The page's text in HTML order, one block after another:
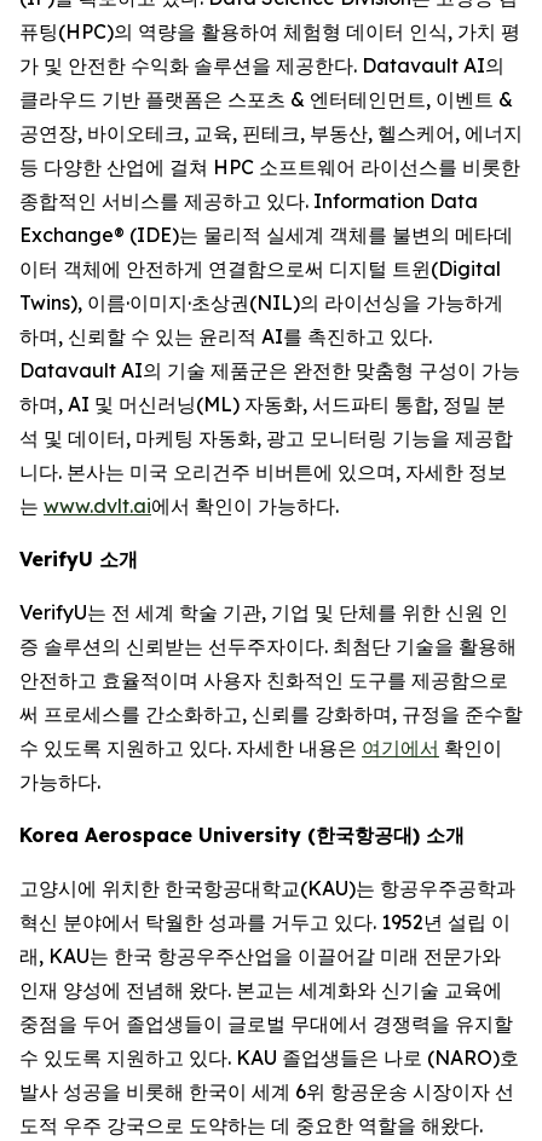
퓨팅(HPC)의 역량을 활용하여 체험형 데이터 인식, 가치 평
가 및 안전한 수익화 솔루션을 제공한다. Datavault AI의
클라우드 기반 플랫폼은 스포츠 & 엔터테인먼트, 이벤트 &
공연장, 바이오테크, 교육, 핀테크, 부동산, 헬스케어, 에너지
등 다양한 산업에 걸쳐 HPC 소프트웨어 라이선스를 비롯한
종합적인 서비스를 제공하고 있다. Information Data
Exchange® (IDE)는 물리적 실세계 객체를 불변의 메타데
이터 객체에 안전하게 연결함으로써 디지털 트윈(Digital
Twins), 이름·이미지·초상권(NIL)의 라이선싱을 가능하게
하며, 신뢰할 수 있는 윤리적 AI를 촉진하고 있다.
Datavault AI의 기술 제품군은 완전한 맞춤형 구성이 가능
하며, AI 및 머신러닝(ML) 자동화, 서드파티 통합, 정밀 분
석 및 데이터, 마케팅 자동화, 광고 모니터링 기능을 제공합
니다. 본사는 미국 오리건주 비버튼에 있으며, 자세한 정보
는 www.dvlt.ai에서 확인이 가능하다.
VerifyU 소개
VerifyU는 전 세계 학술 기관, 기업 및 단체를 위한 신원 인
증 솔루션의 신뢰받는 선두주자이다. 최첨단 기술을 활용해
안전하고 효율적이며 사용자 친화적인 도구를 제공함으로
써 프로세스를 간소화하고, 신뢰를 강화하며, 규정을 준수할
수 있도록 지원하고 있다. 자세한 내용은 여기에서 확인이
가능하다.
Korea Aerospace University (한국항공대) 소개
고양시에 위치한 한국항공대학교(KAU)는 항공우주공학과
혁신 분야에서 탁월한 성과를 거두고 있다. 1952년 설립 이
래, KAU는 한국 항공우주산업을 이끌어갈 미래 전문가와
인재 양성에 전념해 왔다. 본교는 세계화와 신기술 교육에
중점을 두어 졸업생들이 글로벌 무대에서 경쟁력을 유지할
수 있도록 지원하고 있다. KAU 졸업생들은 나로 (NARO)호
발사 성공을 비롯해 한국이 세계 6위 항공운송 시장이자 선
도적 우주 강국으로 도약하는 데 중요한 역할을 해왔다.